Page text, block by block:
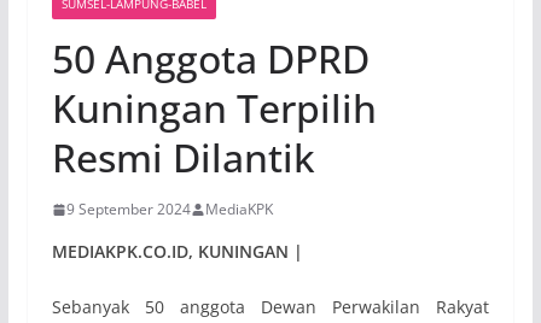
SUMSEL-LAMPUNG-BABEL
50 Anggota DPRD
Kuningan Terpilih
Resmi Dilantik
9 September 2024 MediaKPK
MEDIAKPK.CO.ID, KUNINGAN |
Sebanyak 50 anggota Dewan Perwakilan Rakyat